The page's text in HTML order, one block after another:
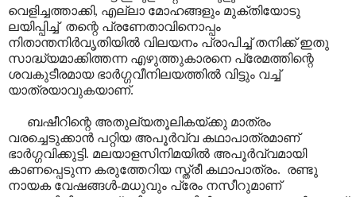
വെളിച്ചത്താക്കി, എല്ലാ മോഹങ്ങളും മുക്തിയോടു
ലയിപ്പിച്ച് തന്റെ പ്രണേതാവിനൊപ്പം
നിതാന്തനിർവൃതിയിൽ വിലയനം പ്രാപിച്ച് തനിക്ക് ഇതു
സാദ്ധ്യമാക്കിത്തന്ന എഴുത്തുകാരനെ പ്രേമത്തിന്റെ
ശവകുടീരമായ ഭാർഗ്ഗവീനിലയത്തിൽ വിട്ടും വച്ച്
യാത്രയാവുകയാണ്.
ബഷീറിന്റെ അതുല്യതൂലികയ്ക്കു മാത്രം
വരച്ചെടുക്കാൻ പറ്റിയ അപൂർവ്വ കഥാപാത്രമാണ്
ഭാർഗ്ഗവിക്കുട്ടി. മലയാളസിനിമയിൽ അപൂർവ്വമായി
കാണപ്പെടുന്ന കരുത്തേറിയ സ്ത്രീ കഥാപാത്രം. രണ്ടു
നായക വേഷങ്ങൾ-മധുവും പ്രേം നസീറുമാണ്